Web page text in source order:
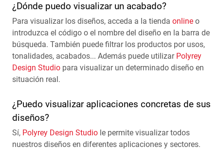
¿Dónde puedo visualizar un acabado?
Para visualizar los diseños, acceda a la tienda online o
introduzca el código o el nombre del diseño en la barra de
búsqueda. También puede filtrar los productos por usos,
tonalidades, acabados... Además puede utilizar Polyrey
Design Studio para visualizar un determinado diseño en
situación real.
¿Puedo visualizar aplicaciones concretas de sus
diseños?
Sí, Polyrey Design Studio le permite visualizar todos
nuestros diseños en diferentes aplicaciones y sectores.